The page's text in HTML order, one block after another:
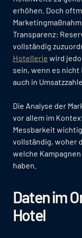
erhöhen. Doch
Transparenz:
vollständig
Hotellerie wird
sein, wenn es
auch in
Die Analyse der
vor allem im
Messbarkeit
vollständig, woher
welche
haben.
Daten im
Hotel